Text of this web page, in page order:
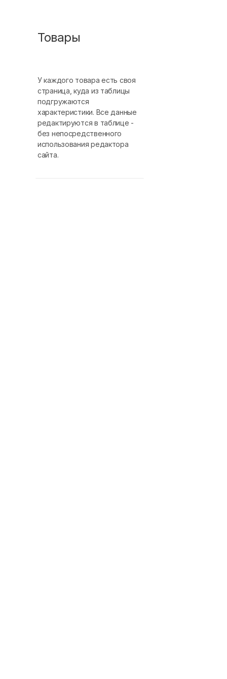
Товары
У каждого товара есть своя
страница, куда из таблицы
подгружаются
характеристики. Все данные
редактируются в таблице -
без непосредственного
использования редактора
сайта.